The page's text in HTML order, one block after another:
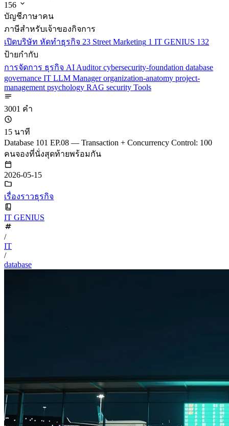
156
บัญชีภาษาคน
ภาษีสำหรับเจ้าของกิจการ
เปิดบริษัท หัดทำธุรกิจ 23 Street Marketing 1 IT GENIUS 132
ป้ายกำกับ
การจัดการ ธุรกิจ AI Auditorcybersecurity-foundation database
governance IT LLM Managerorganization-anatomy project-
management psychology RAG security Tools
3001 คำ
15 นาที
Database 101 EP.08 — Transaction + Concurrency Control: 100
คนจองที่นั่งสุดท้ายพร้อมกัน
2026-05-15
เรื่องราวธุรกิจ
IT GENIUS
/
IT
/
database